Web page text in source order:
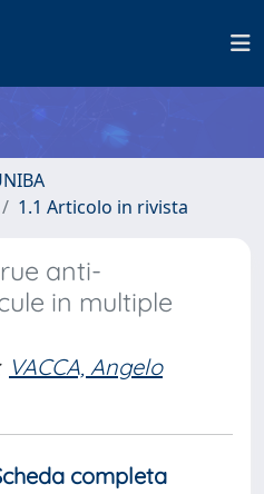
1.1 Articolo in rivista
anti-
in multiple
VACCA, Angelo
completa